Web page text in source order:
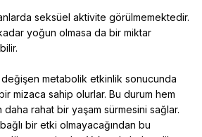
seksüel aktivite görülmemektedir.
yoğun olmasa da bir miktar
değişen metabolik etkinlik sonucunda
mizaca sahip olurlar. Bu durum hem
rahat bir yaşam sürmesini sağlar.
bir etki olmayacağından bu